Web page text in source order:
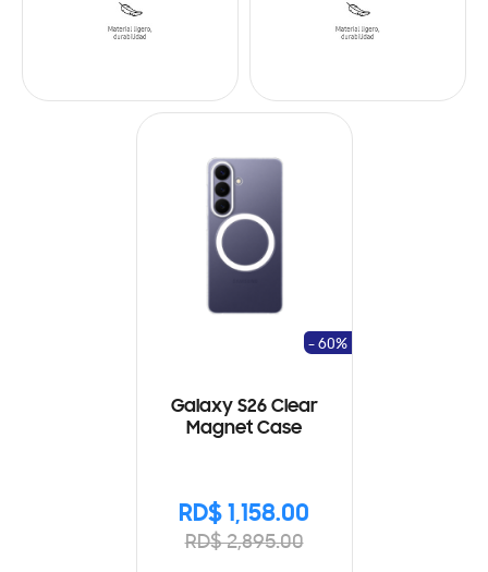
Galaxy S26 Clear
Magnet Case
RD$ 1,158.00
RD$ 2,895.00
- 60%